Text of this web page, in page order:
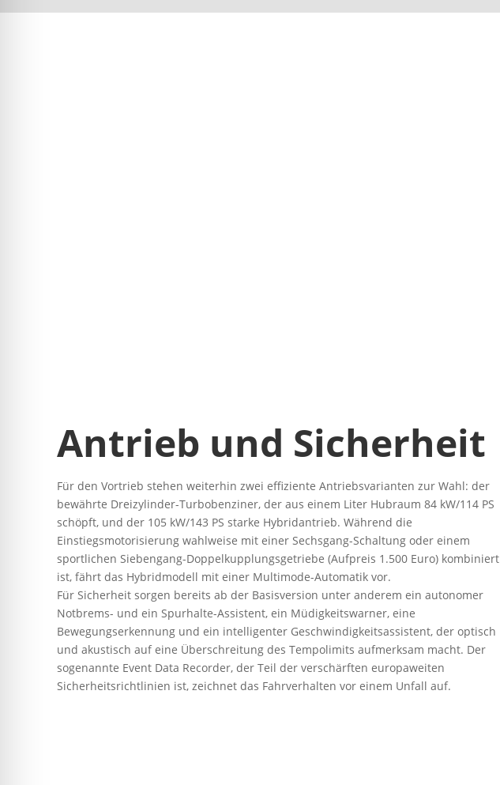
Antrieb und Sicherheit
Für den Vortrieb stehen weiterhin zwei effiziente Antriebsvarianten zur Wahl: der
bewährte Dreizylinder-Turbobenziner, der aus einem Liter Hubraum 84 kW/114 PS
schöpft, und der 105 kW/143 PS starke Hybridantrieb. Während die
Einstiegsmotorisierung wahlweise mit einer Sechsgang-Schaltung oder einem
sportlichen Siebengang-Doppelkupplungsgetriebe (Aufpreis 1.500 Euro) kombiniert
ist, fährt das Hybridmodell mit einer Multimode-Automatik vor.
Für Sicherheit sorgen bereits ab der Basisversion unter anderem ein autonomer
Notbrems- und ein Spurhalte-Assistent, ein Müdigkeitswarner, eine
Bewegungserkennung und ein intelligenter Geschwindigkeitsassistent, der optisch
und akustisch auf eine Überschreitung des Tempolimits aufmerksam macht. Der
sogenannte Event Data Recorder, der Teil der verschärften europaweiten
Sicherheitsrichtlinien ist, zeichnet das Fahrverhalten vor einem Unfall auf.